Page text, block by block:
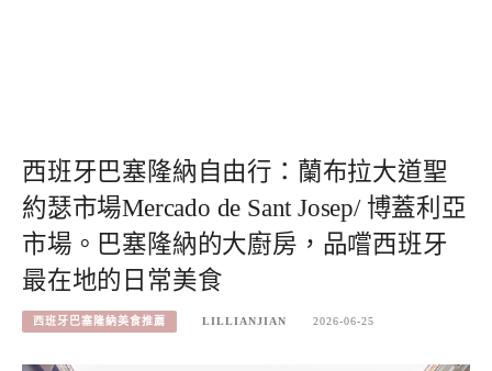
西班牙巴塞隆納自由行：蘭布拉大道聖
約瑟市場Mercado de Sant Josep/ 博蓋利亞
市場。巴塞隆納的大廚房，品嚐西班牙
最在地的日常美食
西班牙巴塞隆納美食推薦 LILLIANJIAN 2026-06-25